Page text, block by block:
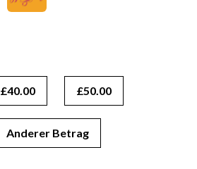
£40.00 £50.00
Anderer Betrag